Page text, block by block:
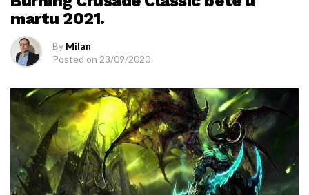
martu 2021.
By Milan
Posted on 23/09/2020